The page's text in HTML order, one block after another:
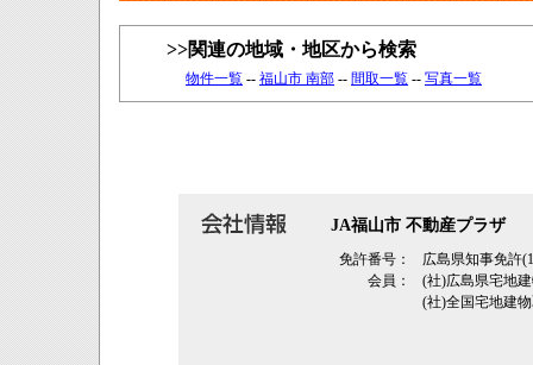
>>関連の地域・地区から検索
物件一覧 -- 福山市 南部 -- 間取一覧 -- 写真一覧
JA福山市 不動産プラザ
免許番号：
広島県知事免許
会員：
(社)広島県宅地
(社)全国宅地建